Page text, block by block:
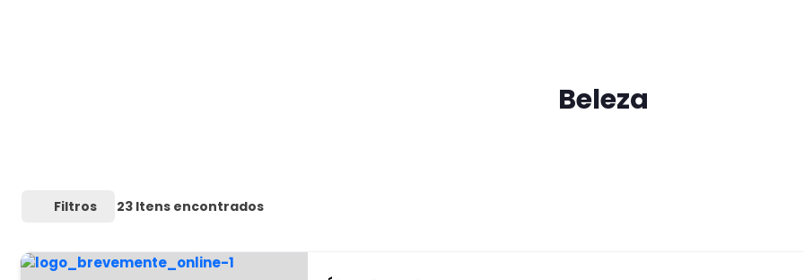
Beleza
Filtros 23 Itens encontrados